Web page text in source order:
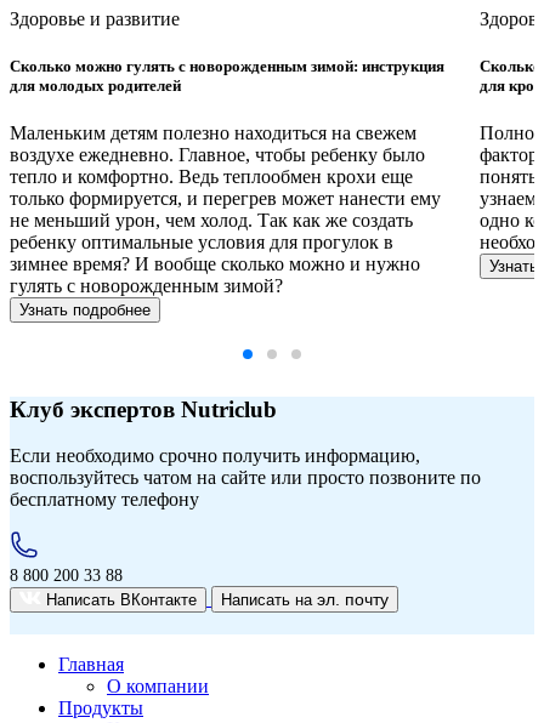
Здоровье и развитие
Сколько можно гулять с новорожденным зимой: инструкция
для молодых родителей
Маленьким детям полезно находиться на свежем
воздухе ежедневно. Главное, чтобы ребенку было
тепло и комфортно. Ведь теплообмен крохи еще
только формируется, и перегрев может нанести ему
не меньший урон, чем холод. Так как же создать
ребенку оптимальные условия для прогулок в
зимнее время? И вообще сколько можно и нужно
гулять с новорожденным зимой?
Узнать подробнее
Сколько
для
одно
Узнать
Клуб экспертов Nutriclub
Если необходимо срочно получить информацию,
воспользуйтесь чатом на сайте или просто позвоните по
бесплатному телефону
8 800 200 33 88
Написать ВКонтакте
Написать на эл. почту
Главная
О компании
Продукты